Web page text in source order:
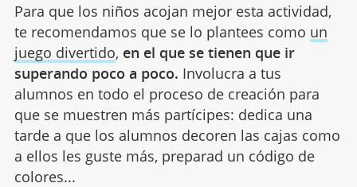
Para que los niños acojan mejor esta actividad,
te recomendamos que se lo plantees como un
juego divertido, en el que se tienen que ir
superando poco a poco. Involucra a tus
alumnos en todo el proceso de creación para
que se muestren más partícipes: dedica una
tarde a que los alumnos decoren las cajas como
a ellos les guste más, preparad un código de
colores...